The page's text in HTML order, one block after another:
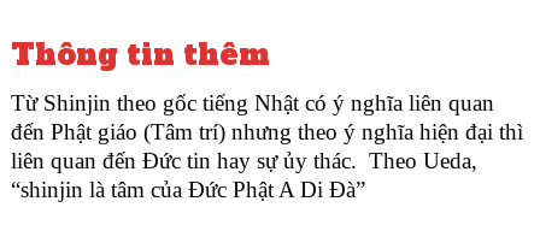
Thông tin thêm
Từ Shinjin theo gốc tiếng Nhật có ý nghĩa liên quan
đến Phật giáo (Tâm trí) nhưng theo ý nghĩa hiện đại thì
liên quan đến Đức tin hay sự ủy thác. Theo Ueda,
“shinjin là tâm của Đức Phật A Di Đà”